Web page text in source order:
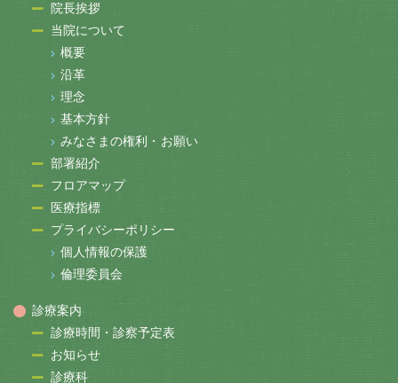
院長挨拶
当院について
概要
沿革
理念
基本方針
みなさまの権利・お願い
部署紹介
フロアマップ
医療指標
プライバシーポリシー
個人情報の保護
倫理委員会
診療案内
診療時間・診察予定表
お知らせ
診療科